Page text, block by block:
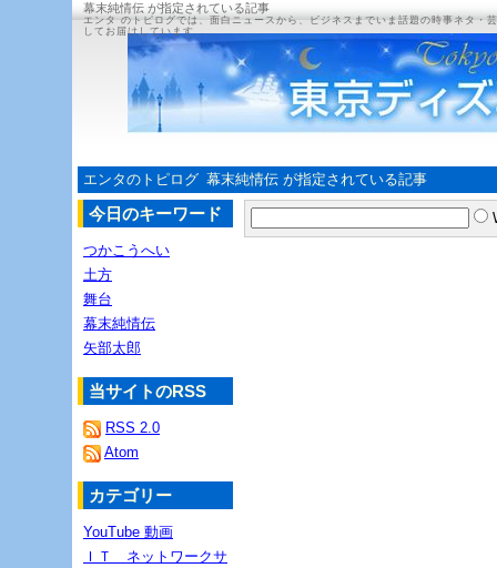
幕末純情伝 が指定されている記事
エンタ のトピログでは、面白ニュースから、ビジネスまでいま話題の時事ネタ
してお届けしています。
エンタのトピログ 幕末純情伝 が指定されている記事
今日のキーワード
つかこうへい
土方
舞台
幕末純情伝
矢部太郎
当サイトのRSS
RSS 2.0
Atom
カテゴリー
YouTube 動画
ＩＴ ネットワークサ